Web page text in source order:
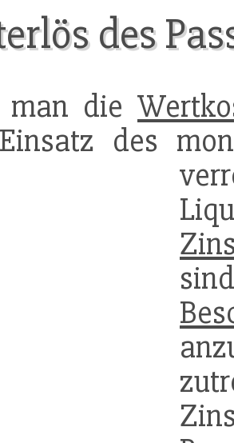
des
man die
des